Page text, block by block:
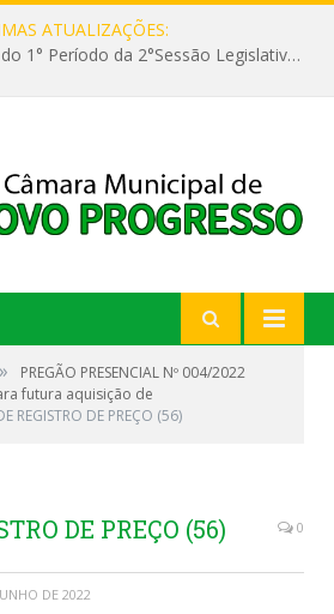
ATUALIZAÇÕES:
11ª Reunião Ordinária do 1° Período da 2°Sessão Legislativa da 9ª Legislatura do Poder Legislativo
»
PREGÃO PRESENCIAL Nº 004/2022
futura aquisição de
REGISTRO DE PREÇO (56)
DE PREÇO (56) 0
DE 2022